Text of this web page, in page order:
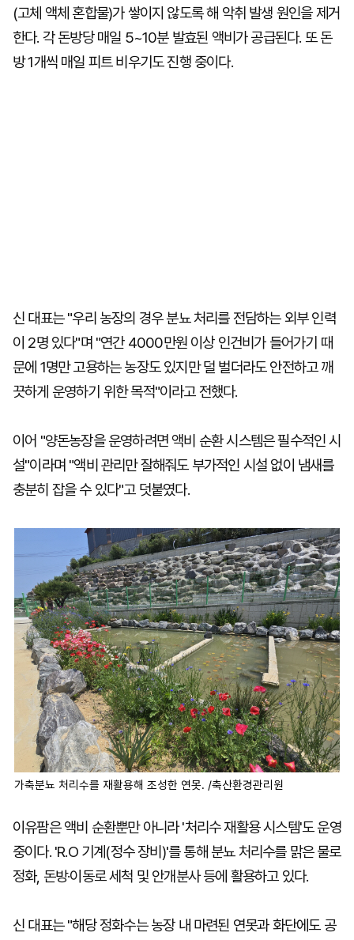
(고체 액체 혼합물)가 쌓이지 않도록 해 악취 발생 원인을 제거
한다. 각 돈방당 매일 5~10분 발효된 액비가 공급된다. 또 돈
방 1개씩 매일 피트 비우기도 진행 중이다.
신 대표는 "우리 농장의 경우 분뇨 처리를 전담하는 외부 인력
이 2명 있다"며 "연간 4000만원 이상 인건비가 들어가기 때
문에 1명만 고용하는 농장도 있지만 덜 벌더라도 안전하고 깨
끗하게 운영하기 위한 목적"이라고 전했다.
이어 "양돈농장을 운영하려면 액비 순환 시스템은 필수적인 시
설"이라며 "액비 관리만 잘해줘도 부가적인 시설 없이 냄새를
충분히 잡을 수 있다"고 덧붙였다.
가축분뇨 처리수를 재활용해 조성한 연못. /축산환경관리원
이유팜은 액비 순환뿐만 아니라 '처리수 재활용 시스템'도 운영
중이다. 'R.O 기계(정수 장비)'를 통해 분뇨 처리수를 맑은 물로
정화, 돈방·이동로 세척 및 안개분사 등에 활용하고 있다.
신 대표는 "해당 정화수는 농장 내 마련된 연못과 화단에도 공